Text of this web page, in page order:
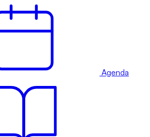
Agenda